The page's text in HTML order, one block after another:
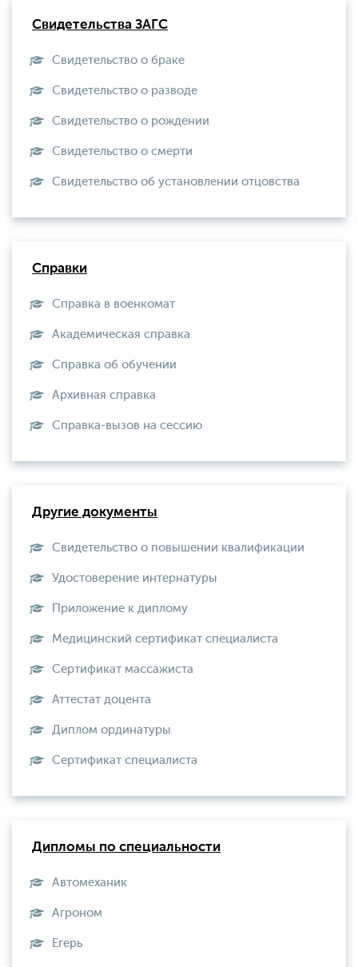
Свидетельства ЗАГС
Свидетельство о браке
Свидетельство о разводе
Свидетельство о рождении
Свидетельство о смерти
Свидетельство об установлении отцовства
Справки
Справка в военкомат
Академическая справка
Справка об обучении
Архивная справка
Справка-вызов на сессию
Другие документы
Свидетельство о повышении квалификации
Удостоверение интернатуры
Приложение к диплому
Медицинский сертификат специалиста
Сертификат массажиста
Аттестат доцента
Диплом ординатуры
Сертификат специалиста
Дипломы по специальности
Автомеханик
Агроном
Егерь